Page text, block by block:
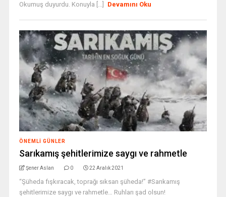
Okumuş duyurdu. Konuyla [...]
Devamını Oku
ÖNEMLI GÜNLER
Sarıkamış şehitlerimize saygı ve rahmetle
Şener Aslan 0 22 Aralık 2021
“Şüheda fışkıracak, toprağı sıksan şüheda!” #Sarıkamış
şehitlerimize saygı ve rahmetle… Ruhları şad olsun!